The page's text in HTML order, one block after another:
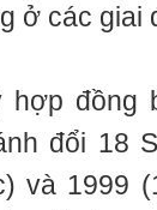
ở các giai
hợp
đổi 18
và 1999